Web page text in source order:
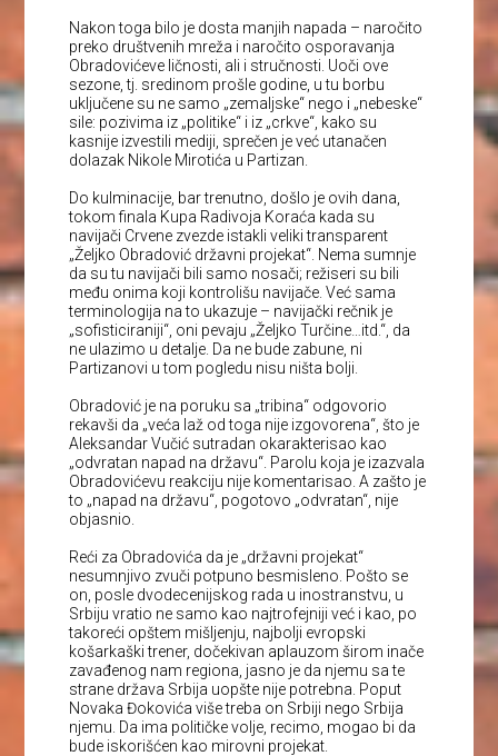
Nakon toga bilo je dosta manjih napada – naročito
preko društvenih mreža i naročito osporavanja
Obradovićeve ličnosti, ali i stručnosti. Uoči ove
sezone, tj. sredinom prošle godine, u tu borbu
uključene su ne samo „zemaljske“ nego i „nebeske“
sile: pozivima iz „politike“ i iz „crkve“, kako su
kasnije izvestili mediji, sprečen je već utanačen
dolazak Nikole Mirotića u Partizan.
Do kulminacije, bar trenutno, došlo je ovih dana,
tokom finala Kupa Radivoja Koraća kada su
navijači Crvene zvezde istakli veliki transparent
„Željko Obradović državni projekat“. Nema sumnje
da su tu navijači bili samo nosači; režiseri su bili
među onima koji kontrolišu navijače. Već sama
terminologija na to ukazuje – navijački rečnik je
„sofisticiraniji“, oni pevaju „Željko Turčine…itd.“, da
ne ulazimo u detalje. Da ne bude zabune, ni
Partizanovi u tom pogledu nisu ništa bolji.
Obradović je na poruku sa „tribina“ odgovorio
rekavši da „veća laž od toga nije izgovorena“, što je
Aleksandar Vučić sutradan okarakterisao kao
„odvratan napad na državu“. Parolu koja je izazvala
Obradovićevu reakciju nije komentarisao. A zašto je
to „napad na državu“, pogotovo „odvratan“, nije
objasnio.
Reći za Obradovića da je „državni projekat“
nesumnjivo zvuči potpuno besmisleno. Pošto se
on, posle dvodecenijskog rada u inostranstvu, u
Srbiju vratio ne samo kao najtrofejniji već i kao, po
takoreći opštem mišljenju, najbolji evropski
košarkaški trener, dočekivan aplauzom širom inače
zavađenog nam regiona, jasno je da njemu sa te
strane država Srbija uopšte nije potrebna. Poput
Novaka Đokovića više treba on Srbiji nego Srbija
njemu. Da ima političke volje, recimo, mogao bi da
bude iskorišćen kao mirovni projekat.